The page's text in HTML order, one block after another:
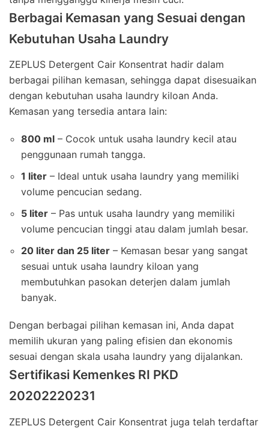
Berbagai Kemasan yang Sesuai dengan
Kebutuhan Usaha Laundry
ZEPLUS Detergent Cair Konsentrat hadir dalam
berbagai pilihan kemasan, sehingga dapat disesuaikan
dengan kebutuhan usaha laundry kiloan Anda.
Kemasan yang tersedia antara lain:
800 ml – Cocok untuk usaha laundry kecil atau
penggunaan rumah tangga.
1 liter – Ideal untuk usaha laundry yang memiliki
volume pencucian sedang.
5 liter – Pas untuk usaha laundry yang memiliki
volume pencucian tinggi atau dalam jumlah besar.
20 liter dan 25 liter – Kemasan besar yang sangat
sesuai untuk usaha laundry kiloan yang
membutuhkan pasokan deterjen dalam jumlah
banyak.
Dengan berbagai pilihan kemasan ini, Anda dapat
memilih ukuran yang paling efisien dan ekonomis
sesuai dengan skala usaha laundry yang dijalankan.
Sertifikasi Kemenkes RI PKD
20202220231
ZEPLUS Detergent Cair Konsentrat juga telah terdaftar